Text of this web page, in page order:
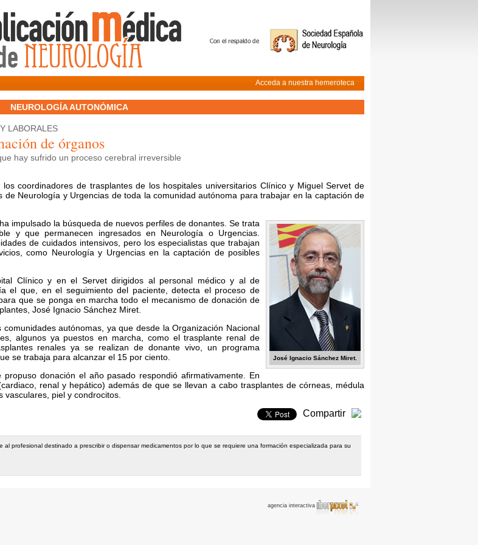
Acceda a nuestra hemeroteca
NEUROLOGÍA AUTONÓMICA
LABORALES
de órganos
hay sufrido un proceso cerebral irreversible
coordinadores de trasplantes de los hospitales universitarios Clínico y Miguel Servet de
Neurología y Urgencias de toda la comunidad autónoma para trabajar en la captación de
José Ignacio Sánchez Miret.
impulsado la búsqueda de nuevos perfiles de donantes. Se trata
y que permanecen ingresados en Neurología o Urgencias.
de cuidados intensivos, pero los especialistas que trabajan
como Neurología y Urgencias en la captación de posibles
Clínico y en el Servet dirigidos al personal médico y al de
el que, en el seguimiento del paciente, detecta el proceso de
que se ponga en marcha todo el mecanismo de donación de
José Ignacio Sánchez Miret.
autónomas, ya que desde la Organización Nacional
algunos ya puestos en marcha, como el trasplante renal de
renales ya se realizan de donante vivo, un programa
se trabaja para alcanzar el 15 por ciento.
donación el año pasado respondió afirmativamente. En
renal y hepático) además de que se llevan a cabo trasplantes de córneas, médula
piel y condrocitos.
Compartir
profesional destinado a prescribir o dispensar medicamentos por lo que se requiere una formación especializada para su
agencia interactiva